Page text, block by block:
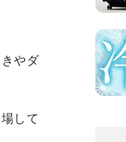
やダ
して